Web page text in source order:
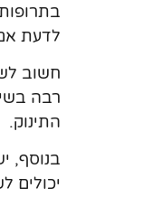
לדעת
חשוב
רבה
התינוק.
בנוסף,
יכולים